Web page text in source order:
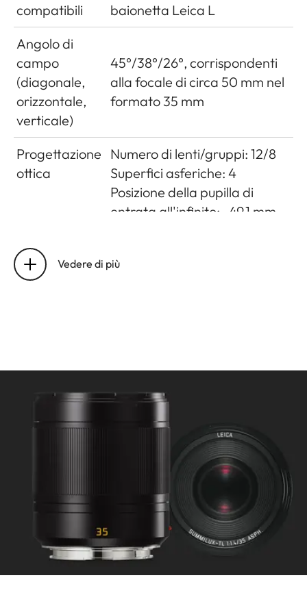
compatibili
baionetta Leica L
Angolo di
campo
(diagonale,
orizzontale,
verticale)
45°/38°/26°, corrispondenti
alla focale di circa 50 mm nel
formato 35 mm
Progettazione
ottica
Numero di lenti/gruppi: 12/8
Superfici asferiche: 4
Posizione della pupilla di
entrata all'infinito: -49,1 mm
Impostazione
della distanza Controllo elettronico
Campo di messa a fuoco: da
0,4 m a ∞
Minimo campo
immagine/Massimo rapporto
di riproduzione: 220 x 147
mm/1:9,4
Impostazione/Funzionamento:
Controllo elettronico,
regolazione tramite la ghiera
Vedere di più